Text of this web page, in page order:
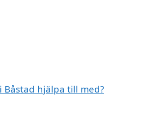
hjälpa till med?